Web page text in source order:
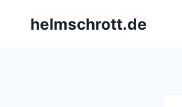
helmschrott.de